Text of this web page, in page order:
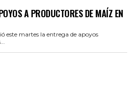
A PRODUCTORES DE MAÍZ EN
este martes la entrega de apoyos